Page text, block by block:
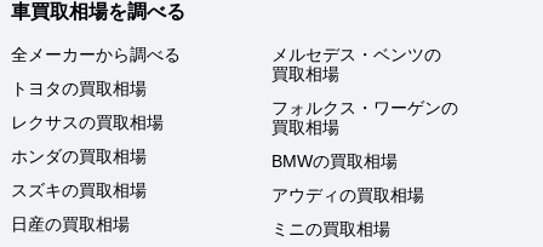
車買取相場を調べる
全メーカーから調べる
トヨタの買取相場
レクサスの買取相場
ホンダの買取相場
スズキの買取相場
日産の買取相場
メルセデス・ベンツの
買取相場
フォルクス・ワーゲンの
買取相場
BMWの買取相場
アウディの買取相場
ミニの買取相場